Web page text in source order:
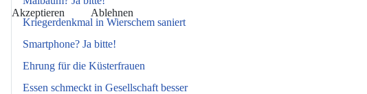
Kriegerdenkmal in Wierschem saniert
Smartphone? Ja bitte!
Ehrung für die Küsterfrauen
Essen schmeckt in Gesellschaft besser
Akzeptieren Ablehnen